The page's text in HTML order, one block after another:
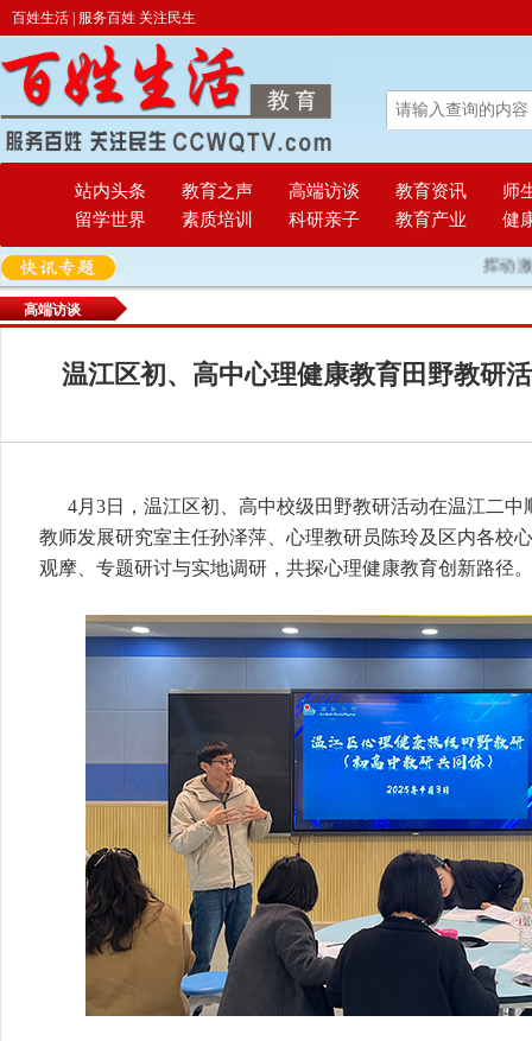
百姓生活 | 服务百姓 关注民生
站内头条 教育之声 高端访谈 教育资讯
师
留学世界
素质培训 科研亲子 教育产业 健
挥动激情
高端访谈
温江区初、高中心理健康教育田野教研
4月3日，温江区初、高中校级田野教研活动在温江二
教师发展研究室主任孙泽萍、心理教研员陈玲及区内各校
观摩、专题研讨与实地调研，共探心理健康教育创新路径。